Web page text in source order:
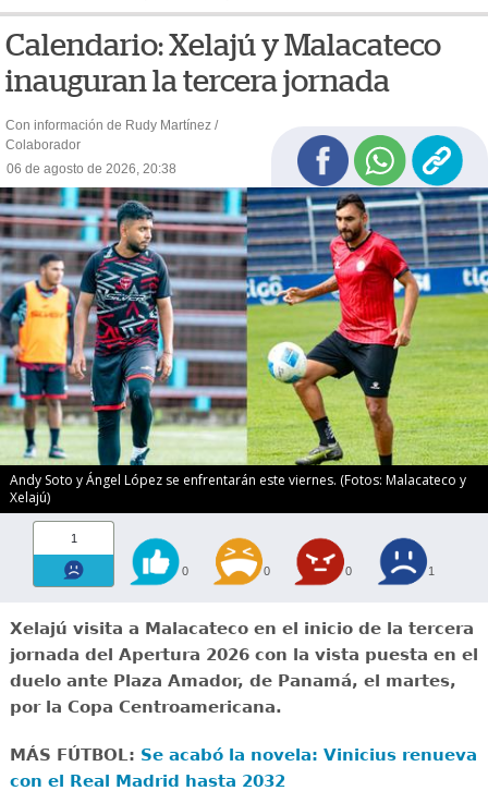
Calendario: Xelajú y Malacateco
inauguran la tercera jornada
Con información de Rudy Martínez /
Colaborador
06 de agosto de 2026, 20:38
Andy Soto y Ángel López se enfrentarán este viernes. (Fotos: Malacateco y
Xelajú)
1
0 0 0 1
Xelajú visita a Malacateco en el inicio de la tercera
jornada del Apertura 2026 con la vista puesta en el
duelo ante Plaza Amador, de Panamá, el martes,
por la Copa Centroamericana.
MÁS FÚTBOL: Se acabó la novela: Vinicius renueva
con el Real Madrid hasta 2032